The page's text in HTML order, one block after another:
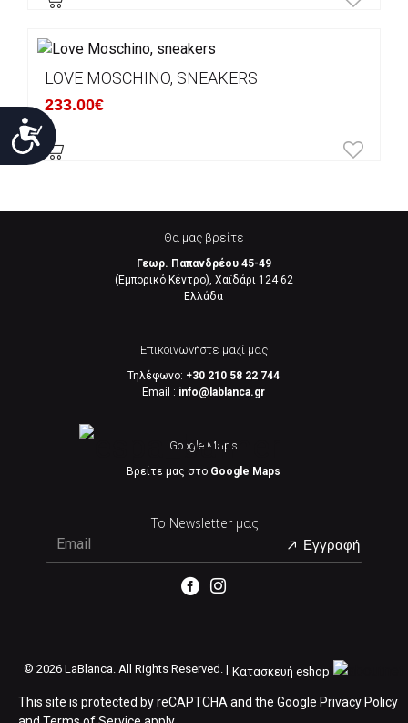
Προσιτότητα
LOVE MOSCHINO, SNEAKERS
233.00€
Θα μας βρείτε
Γεωρ. Παπανδρέου 45-49
(Εμπορικό Κέντρο), Χαϊδάρι 124 62
Eλλάδα
Επικοινωνήστε μαζί μας
Τηλέφωνο: +30 210 58 22 744
Email : info@lablanca.gr
Google Maps
Βρείτε μας στο Google Maps
Το Newsletter μας
Εγγραφή
© 2026 LaBlanca. All Rights Reserved. | Κατασκευή eshop
This site is protected by reCAPTCHA and the Google Privacy Policy